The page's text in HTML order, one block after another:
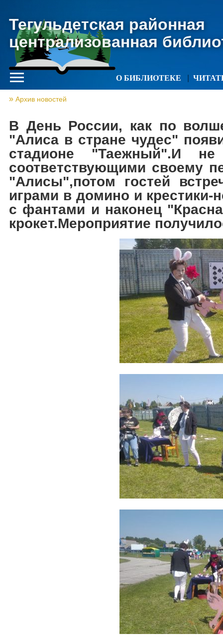
Тегульдетская районная
централизованная
О БИБЛИОТЕКЕ
Архив новостей
В День России, как по
"Алиса в стране чудес"
стадионе "Таежный".И
соответствующими своему
"Алисы",потом гостей
играми в домино и
с фантами и наконец
крокет.Мероприятие